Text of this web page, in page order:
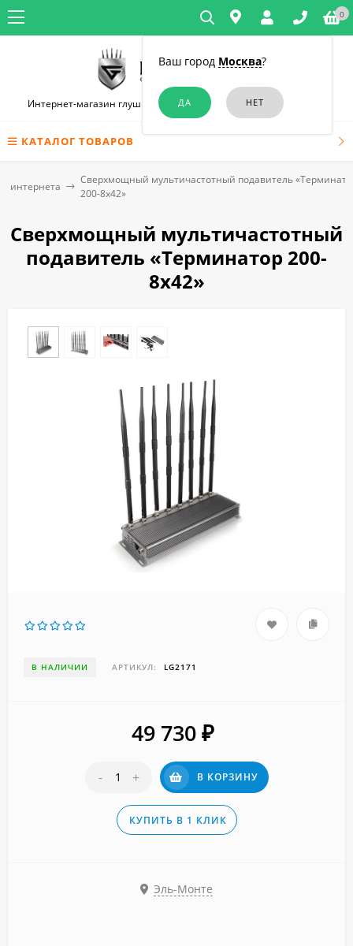
Ваш город Москва?
0
Интернет-магазин глушилок связи и диктофонов в Краснодаре
КАТАЛОГ ТОВАРОВ
интернета
Сверхмощный мультичастотный подавитель
200-8х42»
Сверхмощный мультичастотный
подавитель «Терминатор 200-
8х42»
В НАЛИЧИИ АРТИКУЛ: LG2171
49 730 ₽
- + В КОРЗИНУ
КУПИТЬ В 1 КЛИК
Эль-Монте